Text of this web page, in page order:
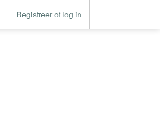
Registreer of log in